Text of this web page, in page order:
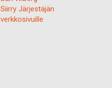
Siirry Järjestäjän
verkkosivuille